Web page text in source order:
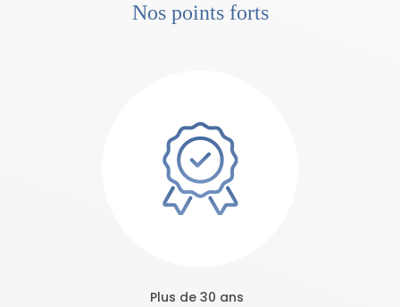
Nos points forts
Plus de 30 ans